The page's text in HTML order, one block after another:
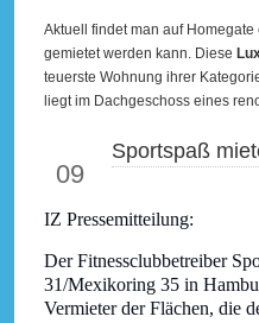
Aktuell findet man auf Homegate
gemietet werden kann. Diese
teuerste Wohnung ihrer
liegt im Dachgeschoss eines
09
Sportspaß
IZ Pressemitteilung:
Der Fitnessclubbetreiber
31/Mexikoring 35 in
Vermieter der Flächen, die